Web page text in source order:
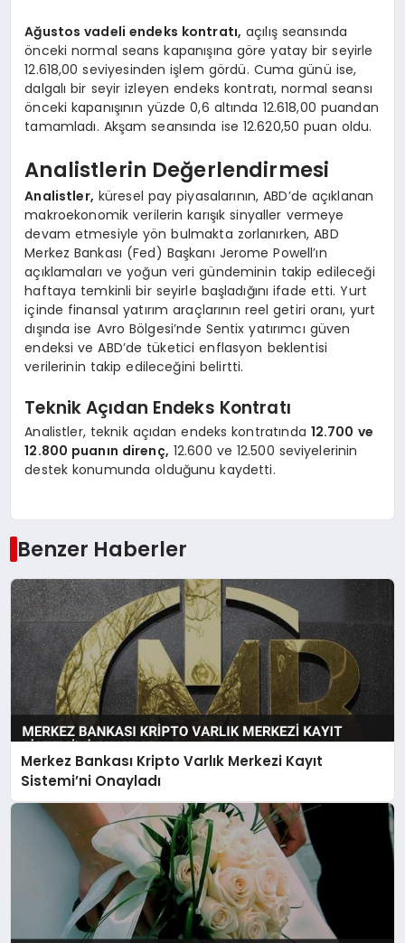
Ağustos vadeli endeks kontratı, açılış seansında
önceki normal seans kapanışına göre yatay bir seyirle
12.618,00 seviyesinden işlem gördü. Cuma günü ise,
dalgalı bir seyir izleyen endeks kontratı, normal seansı
önceki kapanışının yüzde 0,6 altında 12.618,00 puandan
tamamladı. Akşam seansında ise 12.620,50 puan oldu.
Analistlerin Değerlendirmesi
Analistler, küresel pay piyasalarının, ABD’de açıklanan
makroekonomik verilerin karışık sinyaller vermeye
devam etmesiyle yön bulmakta zorlanırken, ABD
Merkez Bankası (Fed) Başkanı Jerome Powell’ın
açıklamaları ve yoğun veri gündeminin takip edileceği
haftaya temkinli bir seyirle başladığını ifade etti. Yurt
içinde finansal yatırım araçlarının reel getiri oranı, yurt
dışında ise Avro Bölgesi’nde Sentix yatırımcı güven
endeksi ve ABD’de tüketici enflasyon beklentisi
verilerinin takip edileceğini belirtti.
Teknik Açıdan Endeks Kontratı
Analistler, teknik açıdan endeks kontratında 12.700 ve
12.800 puanın direnç, 12.600 ve 12.500 seviyelerinin
destek konumunda olduğunu kaydetti.
Benzer Haberler
Merkez Bankası Kripto Varlık Merkezi Kayıt
Sistemi’ni Onayladı